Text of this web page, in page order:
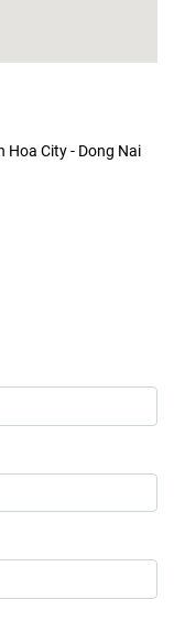
Hoa City - Dong Nai